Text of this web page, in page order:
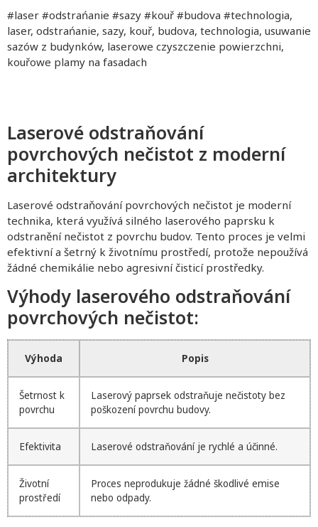
#laser #odstrańanie #sazy #kouř #budova #technologia,
laser, odstrańanie, sazy, kouř, budova, technologia, usuwanie
sazów z budynków, laserowe czyszczenie powierzchni,
kouřowe plamy na fasadach
Laserové odstraňování
povrchových nečistot z moderní
architektury
Laserové odstraňování povrchových nečistot je moderní
technika, která využívá silného laserového paprsku k
odstranění nečistot z povrchu budov. Tento proces je velmi
efektivní a šetrný k životnímu prostředí, protože nepoužívá
žádné chemikálie nebo agresivní čisticí prostředky.
Výhody laserového odstraňování
povrchových nečistot:
Výhoda Popis
Šetrnost k
povrchu
Laserový paprsek odstraňuje nečistoty bez
poškození povrchu budovy.
Efektivita Laserové odstraňování je rychlé a účinné.
Životní
prostředí
Proces neprodukuje žádné škodlivé emise
nebo odpady.